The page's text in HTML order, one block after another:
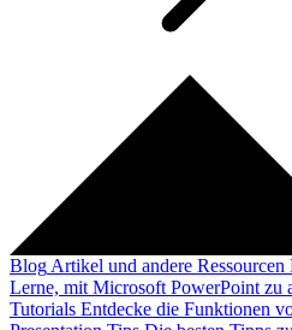
Blog Artikel und andere Ressourcen
Lerne, mit Microsoft PowerPoint zu
Tutorials Entdecke die Funktionen